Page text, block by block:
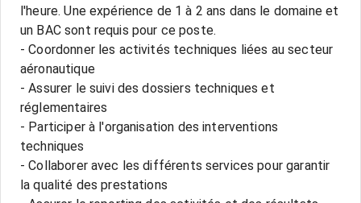
l'heure. Une expérience de 1 à 2 ans dans le domaine et
un BAC sont requis pour ce poste.
- Coordonner les activités techniques liées au secteur
aéronautique
- Assurer le suivi des dossiers techniques et
réglementaires
- Participer à l'organisation des interventions
techniques
- Collaborer avec les différents services pour garantir
la qualité des prestations